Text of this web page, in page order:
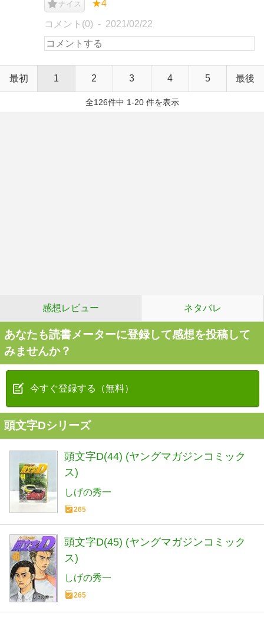
ナイス ★4
コメント(0) 2021/02/22
最初 1 2 3 4 5 最後
全126件中 1-20 件を表示
感想レビュー ネタバレ
あなたも読書メーターに登録して感想を投稿して
みませんか？
今すぐ登録する（無料）
頭文字Dシリーズ
頭文字D(44) (ヤングマガジンコミック
ス)
しげの秀一
265
頭文字D(45) (ヤングマガジンコミック
ス)
しげの秀一
265